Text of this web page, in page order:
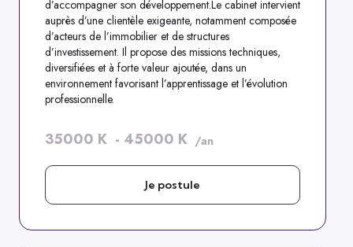
d’accompagner son développement.Le cabinet intervient
auprès d’une clientèle exigeante, notamment composée
d’acteurs de l’immobilier et de structures
d’investissement. Il propose des missions techniques,
diversifiées et à forte valeur ajoutée, dans un
environnement favorisant l’apprentissage et l’évolution
professionnelle.
35000 K - 45000 K /an
Je postule